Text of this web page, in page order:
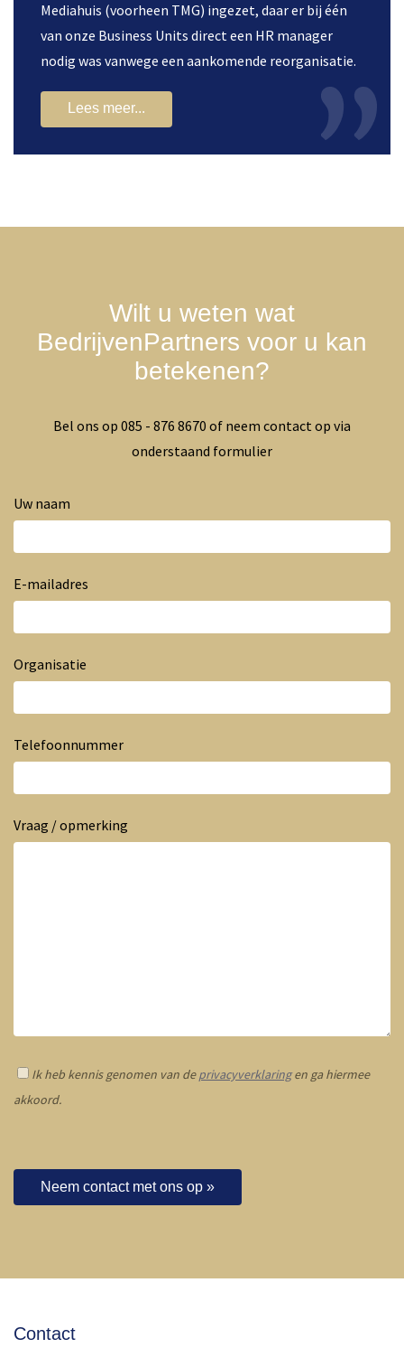
Mediahuis (voorheen TMG) ingezet, daar er bij één
van onze Business Units direct een HR manager
nodig was vanwege een aankomende reorganisatie.
Lees meer...
Wilt u weten wat
BedrijvenPartners voor u kan
betekenen?
Bel ons op 085 - 876 8670 of neem contact op via
onderstaand formulier
Uw naam
E-mailadres
Organisatie
Telefoonnummer
Vraag / opmerking
Ik heb kennis genomen van deprivacyverklaringen ga hiermee
akkoord.
Neem contact met ons op »
Contact